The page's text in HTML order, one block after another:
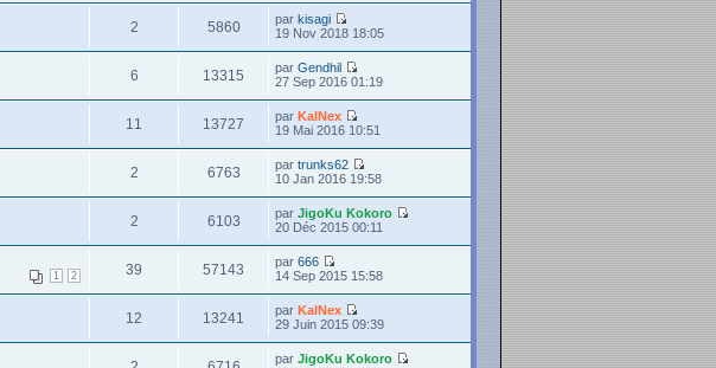
2 5860 par kisagi
19 Nov 2018 18:05
6 13315 par Gendhil
27 Sep 2016 01:19
11 13727 par KalNex
19 Mai 2016 10:51
2 6763 par trunks62
10 Jan 2016 19:58
2 6103 par JigoKu Kokoro
20 Déc 2015 00:11
1 2 39 57143 par 666
14 Sep 2015 15:58
12 13241 par KalNex
29 Juin 2015 09:39
par JigoKu Kokoro